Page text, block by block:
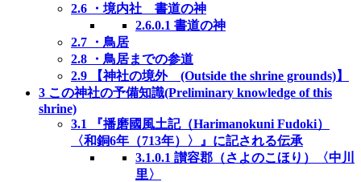
2.6 ・境内社 書道の神
2.6.0.1 書道の神
2.7 ・鳥居
2.8 ・鳥居までの参道
2.9 【神社の境外 (Outside the shrine grounds)】
3 この神社の予備知識(Preliminary knowledge of this
shrine)
3.1
『播磨國風土記（Harimanokuni Fudoki）
〈和銅6年（713年）〉』に記される伝承
3.1.0.1 讃容郡（さよのこほり）〈中川
里〉